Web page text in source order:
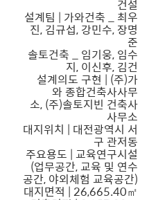
건설
설계팀 | 가와건축 _ 최우
진, 김규섭, 강민수, 장명
준
솔토건축 _ 임기웅, 임수
지, 이신후, 김건
설계의도 구현 | (주)가
와 종합건축사사무
소, (주)솔토지빈 건축사
사무소
대지위치 | 대전광역시 서
구 관저동
주요용도 | 교육연구시설
(업무공간, 교육 및 연수
공간, 야외체험 교육공간)
대지면적 | 26,665.40㎡